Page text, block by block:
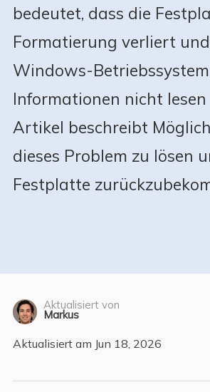
bedeutet, dass die
Formatierung verliert
Windows-
Informationen nicht lesen
Artikel beschreibt
dieses Problem zu lösen
Festplatte
Aktualisiert von
Markus
Aktualisiert am Jun 18, 2026